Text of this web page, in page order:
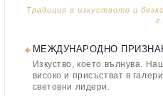
Традиция в изкуството и
г.
✦ МЕЖДУНАРОДНО
Изкуство, което вълнува.
високо и присъстват в
световни лидери.